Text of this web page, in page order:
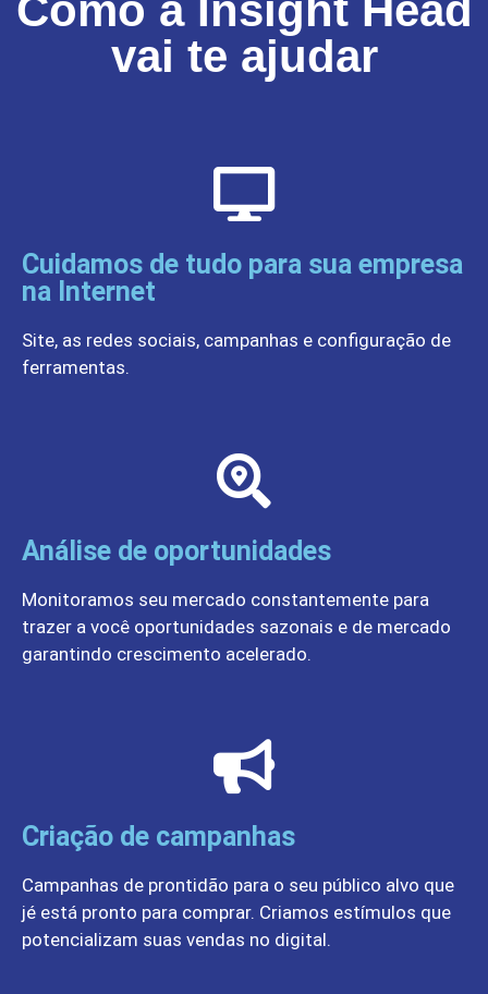
Como a Insight Head
vai te ajudar
Cuidamos de tudo para sua empresa
na Internet
Site, as redes sociais, campanhas e configuração de
ferramentas.
Análise de oportunidades
Monitoramos seu mercado constantemente para
trazer a você oportunidades sazonais e de mercado
garantindo crescimento acelerado.
Criação de campanhas
Campanhas de prontidão para o seu público alvo que
jé está pronto para comprar. Criamos estímulos que
potencializam suas vendas no digital.